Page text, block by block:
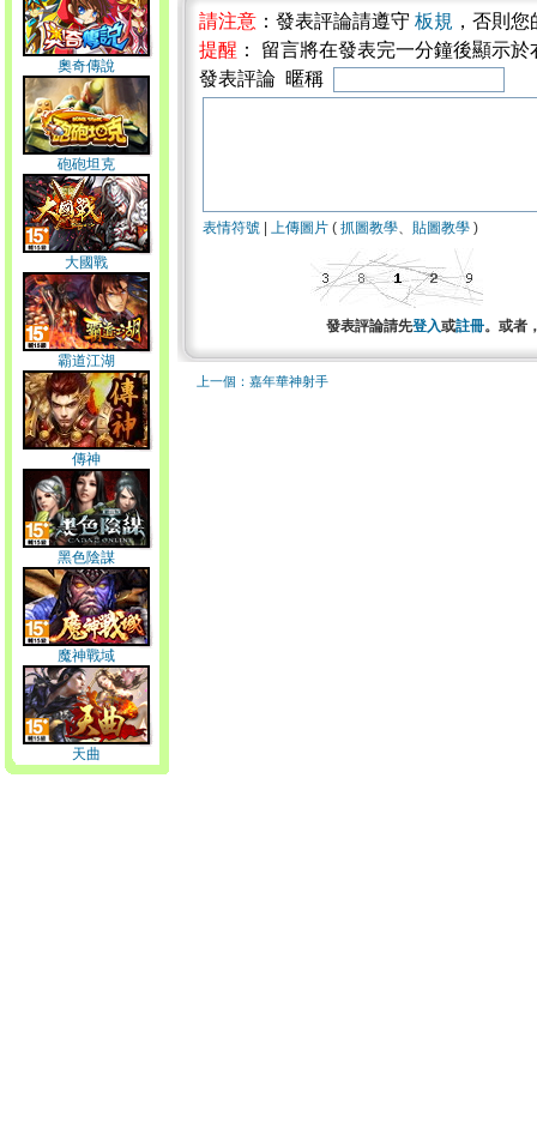
奧奇傳說
砲砲坦克
大國戰
霸道江湖
傳神
黑色陰謀
魔神戰域
天曲
請注意 ：發表評論請遵守 板規 ，否則
提醒 ： 留言將在發表完一分鐘後顯示
發表評論 暱稱
表情符號 上傳圖片 ( 抓圖教學、 貼圖教學 )
發表評論請先登入或註冊。或者
上一個：嘉年華神射手